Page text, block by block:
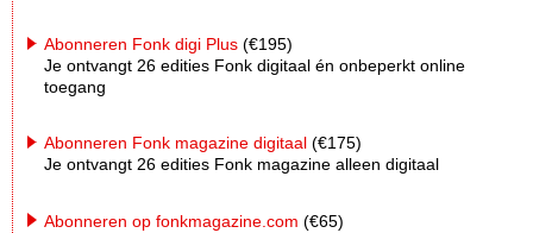
Abonneren Fonk digi Plus (€195)
Je ontvangt 26 edities Fonk digitaal én onbeperkt online
toegang
Abonneren Fonk magazine digitaal (€175)
Je ontvangt 26 edities Fonk magazine alleen digitaal
Abonneren op fonkmagazine.com (€65)